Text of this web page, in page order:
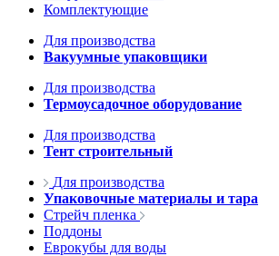
Комплектующие
Для производства
Вакуумные упаковщики
Для производства
Термоусадочное оборудование
Для производства
Тент строительный
Для производства
Упаковочные материалы и тара
Стрейч пленка
Поддоны
Еврокубы для воды